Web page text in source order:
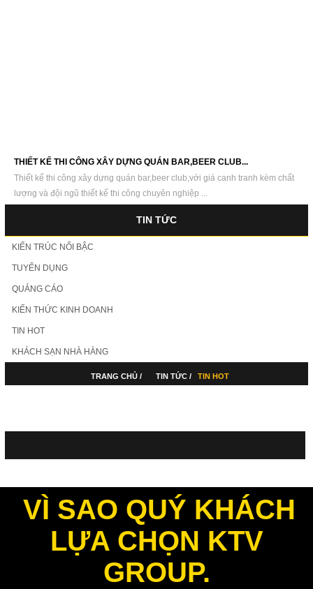
THIẾT KẾ THI CÔNG XÂY DỰNG QUÁN BAR,BEER CLUB...
Thiết kế thi công xây dựng quán bar,beer club,với giá canh tranh kèm chất
lượng và đội ngũ thiết kế thi công chuyên nghiệp ...
TIN TỨC
KIẾN TRÚC NỔI BẬC
TUYỂN DỤNG
QUẢNG CÁO
KIẾN THỨC KINH DOANH
TIN HOT
KHÁCH SẠN NHÀ HÀNG
TRANG CHỦ / TIN TỨC / TIN HOT
VÌ SAO QUÝ KHÁCH
LỰA CHỌN KTV
GROUP.